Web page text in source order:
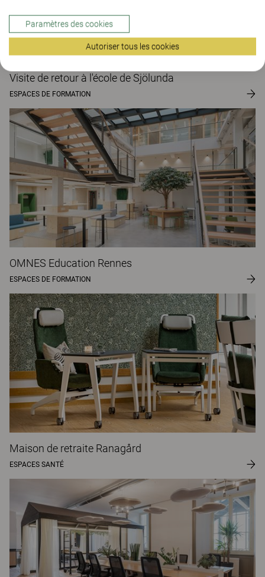
Visite de retour à l'école de Sjölunda
ESPACES DE FORMATION
OMNES Education Rennes
ESPACES DE FORMATION
Maison de retraite Ranagård
ESPACES SANTÉ
Paramètres des cookies
Autoriser tous les cookies